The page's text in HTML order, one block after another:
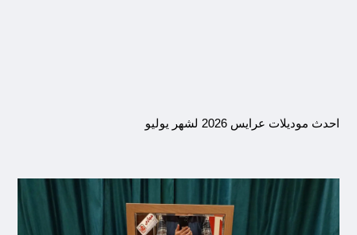
احدث موديلات عرايس 2026 لشهر يوليو